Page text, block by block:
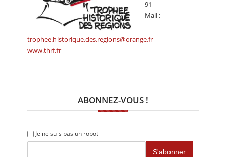
91
Mail :
trophee.historique.des.regions@orange.fr
www.thrf.fr
ABONNEZ-VOUS !
Je ne suis pas un robot